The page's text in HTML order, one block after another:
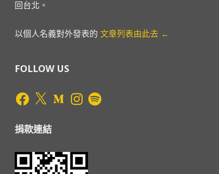
回台北。
以個人名義對外發表的 文章列表由此去 ←
FOLLOW US
Facebook
X MediumInstagram
Spotify
捐款連結